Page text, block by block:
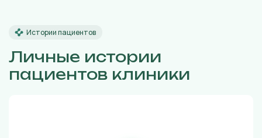
Истории пациентов
Личные истории
пациентов клиники